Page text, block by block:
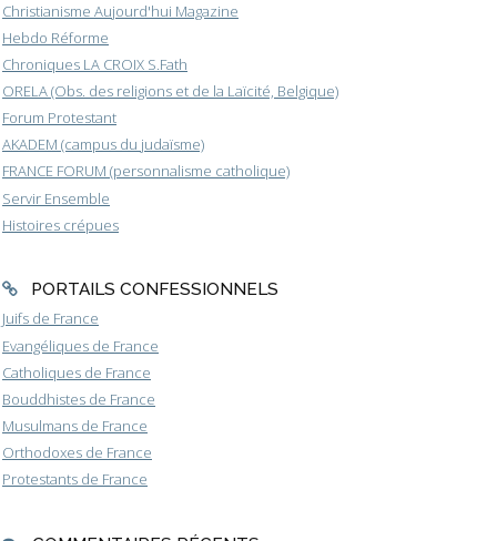
Christianisme Aujourd'hui Magazine
Hebdo Réforme
Chroniques LA CROIX S.Fath
ORELA (Obs. des religions et de la Laïcité, Belgique)
Forum Protestant
AKADEM (campus du judaïsme)
FRANCE FORUM (personnalisme catholique)
Servir Ensemble
Histoires crépues
PORTAILS CONFESSIONNELS
Juifs de France
Evangéliques de France
Catholiques de France
Bouddhistes de France
Musulmans de France
Orthodoxes de France
Protestants de France